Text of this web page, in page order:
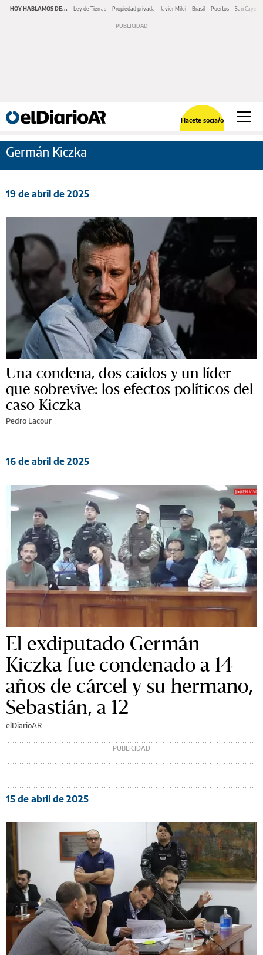
HOY HABLAMOS DE... Ley de Tierras Propiedad privada Javier Milei Brasil Puertos San
Hacete socia/o
Germán Kiczka
19 de abril de 2025
Una condena, dos caídos y un líder
que sobrevive: los efectos políticos del
caso Kiczka
Pedro Lacour
16 de abril de 2025
El exdiputado Germán
Kiczka fue condenado a 14
años de cárcel y su hermano,
Sebastián, a 12
elDiarioAR
15 de abril de 2025